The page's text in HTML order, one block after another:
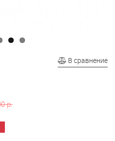
В сравнение
р.